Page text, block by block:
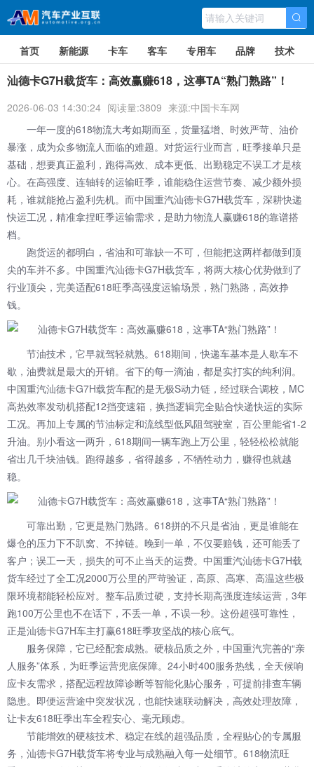
首页 新能源 卡车 客车 专用车 品牌 技术
汕德卡G7H载货车：高效赢赚618，这事TA“熟门熟路”！
2026-06-03 14:30:24 阅读量:3809 来源:中国卡车网
一年一度的618物流大考如期而至，货量猛增、时效严苛、油价
暴涨，成为众多物流人面临的难题。对货运行业而言，旺季接单只是
基础，想要真正盈利，跑得高效、成本更低、出勤稳定不误工才是核
心。在高强度、连轴转的运输旺季，谁能稳住运营节奏、减少额外损
耗，谁就能抢占盈利先机。而中国重汽汕德卡G7H载货车，深耕快递
快运工况，精准拿捏旺季运输需求，是助力物流人赢赚618的靠谱搭
档。
跑货运的都明白，省油和可靠缺一不可，但能把这两样都做到顶
尖的车并不多。 中国重汽汕德卡G7H载货车 ，将两大核心优势做到了
行业顶尖，完美适配618旺季高强度运输场景，熟门熟路，高效挣
钱。
节油技术，它早就驾轻就熟。618期间，快递车基本是人歇车不
歇，油费就是最大的开销。省下的每一滴油，都是实打实的纯利润。
中国重汽汕德卡G7H载货车配的是无极S动力链，经过联合调校，MC
高热效率发动机搭配12挡变速箱，换挡逻辑完全贴合快递快运的实际
工况。再加上专属的节油标定和流线型低风阻驾驶室，百公里能省1-2
升油。别小看这一两升，618期间一辆车跑上万公里，轻轻松松就能
省出几千块油钱。跑得越多，省得越多，不牺牲动力，赚得也就越
稳。
可靠出勤，它更是熟门熟路。618拼的不只是省油，更是谁能在
爆仓的压力下不趴窝、不掉链。晚到一单，不仅要赔钱，还可能丢了
客户；误工一天，损失的可不止当天的运费。中国重汽汕德卡G7H载
货车经过了全工况2000万公里的严苛验证，高原、高寒、高温这些极
限环境都能轻松应对。整车品质过硬，支持长期高强度连续运营，3年
跑100万公里也不在话下，不丢一单，不误一秒。这份超强可靠性，
正是汕德卡G7H车主打赢618旺季攻坚战的核心底气。
服务保障，它已经配套成熟。硬核品质之外，中国重汽完善的“亲
人服务”体系，为旺季运营兜底保障。24小时400服务热线，全天候响
应卡友需求，搭配远程故障诊断等智能化贴心服务，可提前排查车辆
隐患。即便运营途中突发状况，也能快速联动解决，高效处理故障，
让卡友618旺季出车全程安心、毫无顾虑。
节能增效的硬核技术、稳定在线的超强品质，全程贴心的专属服
务，汕德卡G7H载货车将专业与成熟融入每一处细节。618物流旺